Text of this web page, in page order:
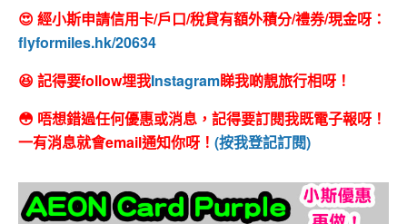
😍 經小斯申請信用卡/戶口/稅貸有額外積分/禮券/現金呀：
flyformiles.hk/20634
😆 記得要follow埋我Instagram睇我啲靚旅行相呀！
😳 唔想錯過任何優惠或消息，記得要訂閱我既電子報呀！
一有消息就會email通知你呀！ (按我登記訂閱)